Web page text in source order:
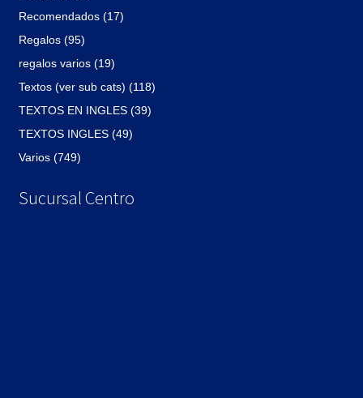
Recomendados (17)
Regalos (95)
regalos varios (19)
Textos (ver sub cats) (118)
TEXTOS EN INGLES (39)
TEXTOS INGLES (49)
Varios (749)
Sucursal Centro